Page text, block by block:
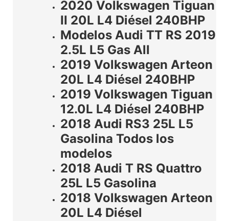
2020 Volkswagen Tiguan
II 20L L4 Diésel 240BHP
Modelos Audi TT RS 2019
2.5L L5 Gas AlI
2019 Volkswagen Arteon
20L L4 Diésel 240BHP
2019 Volkswagen Tiguan
12.0L L4 Diésel 240BHP
2018 Audi RS3 25L L5
Gasolina Todos los
modelos
2018 Audi T RS Quattro
25L L5 Gasolina
2018 Volkswagen Arteon
20L L4 Diésel